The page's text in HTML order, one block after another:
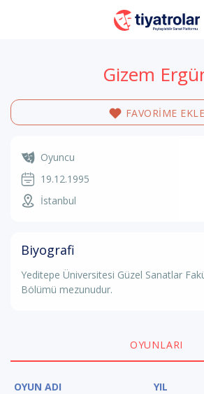
Gizem
FAVORİME EKLE
Oyuncu
19.12.1995
İstanbul
Biyografi
Yeditepe Üniversitesi Güzel Sanatlar
Bölümü mezunudur.
OYUNLARI
OYUN ADI YIL